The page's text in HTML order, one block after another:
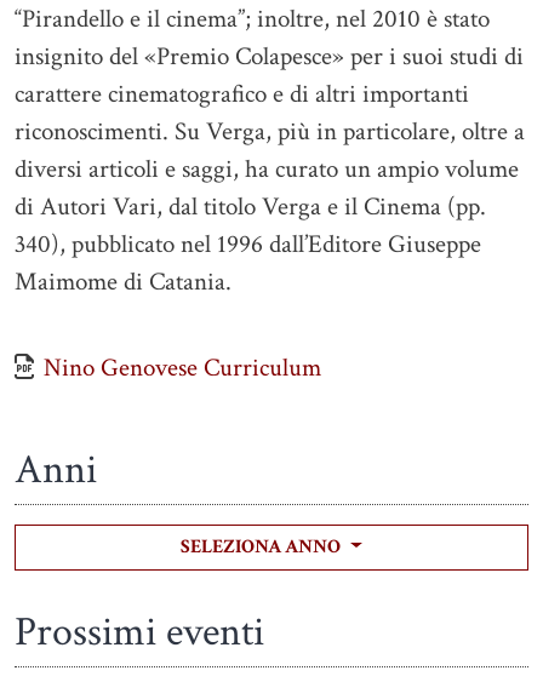
“Pirandello e il cinema”; inoltre, nel 2010 è stato
insignito del «Premio Colapesce» per i suoi studi di
carattere cinematografico e di altri importanti
riconoscimenti. Su Verga, più in particolare, oltre a
diversi articoli e saggi, ha curato un ampio volume
di Autori Vari, dal titolo Verga e il Cinema (pp.
340), pubblicato nel 1996 dall’Editore Giuseppe
Maimome di Catania.
Nino Genovese Curriculum
Anni
SELEZIONA ANNO
Prossimi eventi